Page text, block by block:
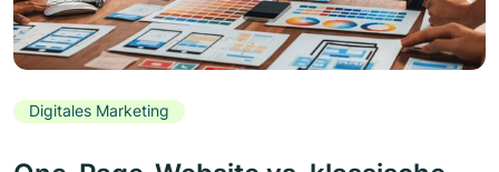
Digitales Marketing